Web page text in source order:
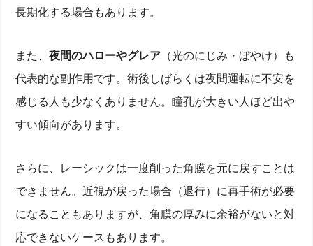
長期化する場合もあります。
また、夜間のハローやグレア （光のにじみ・ぼやけ）も
代表的な副作用です。術後しばらくは夜間運転に不安を
感じる人も少なくありません。瞳孔が大きい人ほど出や
すい傾向があります。
さらに、レーシックは一度削った角膜を元に戻すことは
できません。近視が戻った場合（退行）に再手術が必要
になることもありますが、角膜の厚みに余裕がないと対
応できないケースもあります。